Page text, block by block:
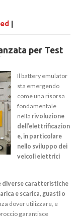
|
per Test
Il battery emulator
sta emergendo
come una risorsa
fondamentale
nella rivoluzione
dell’elettrificazion
e, in particolare
nello sviluppo dei
veicoli elettrici
diverse caratteristiche
e scarica, guasti o
dover utilizzare, e
garantisce